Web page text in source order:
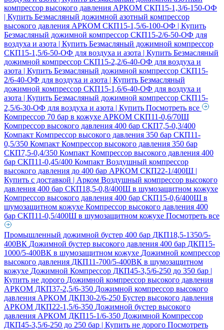
компрессор высокого давления АРКОМ СКП15-1,3/6-150-ОФ
| Купить Безмасляный дожимной азотный компрессор
высокого давления АРКОМ СКП15-1,5/6-100-ОФ | Купить
Безмасляный дожимной компрессор СКП15-2/6-50-ОФ для
воздуха и азота | Купить Безмасляный дожимной компрессор
СКП15-1,5/6-50-ОФ для воздуха и азота | Купить Безмасляный
дожимной компрессор СКП15-2,2/6-40-ОФ для воздуха и
азота | Купить Безмасляный дожимной компрессор СКП15-
2/6-40-ОФ для воздуха и азота | Купить Безмасляный
дожимной компрессор СКП15-1,6/6-40-ОФ для воздуха и
азота | Купить Безмасляный дожимной компрессор СКП15-
2,5/6-30-ОФ для воздуха и азота | Купить Посмотреть все
Компрессор 70 бар в кожухе АРКОМ СКП11-0,6/70Ш
Компрессор высокого давления 400 бар СКП7,5-0,3/400
Компакт Компрессор высокого давления 350 бар СКП11-
0,5/350 Компакт Компрессор высокого давления 350 бар
СКП7,5-0,4/350 Компакт Компрессор высокого давления 400
бар СКП11-0,45/400 Компакт Воздушный компрессор
высокого давления до 400 бар АРКОМ СКП22-1/400Ш |
Купить с доставкой | Арком Воздушный компрессор высокого
давления 400 бар СКП18,5-0,8/400Ш в шумозащитном кожухе
Компрессор высокого давления 400 бар СКП15-0,6/400Ш в
шумозащитном кожухе Компрессор высокого давления 400
бар СКП11-0,5/400Ш в шумозащитном кожухе Посмотреть все
Промышленный дожимной бустер 400 бар ДКП18,5-1350/5-
400ВК Дожимной бустер высокого давления 400 бар ДКП15-
1000/5-400ВК в шумозащитном кожухе Дожимной компрессор
высокого давления ДКП11-700/5-400ВК в шумозащитном
кожухе Дожимной Компрессор ДКП45-3,5/6-250 до 350 бар |
Купить не дорого Дожимной компрессор высокого давления
АРКОМ ДКП37-2,5/6-350 Дожимной компрессор высокого
давления АРКОМ ДКП30-2/6-250 Бустер высокого давления
АРКОМ ДКП22-1,5/6-350 Дожимной бустер высокого
давления АРКОМ ДКП15-1/6-350 Дожимной Компрессор
ДКП45-3,5/6-250 до 250 бар | Купить не дорого Посмотреть